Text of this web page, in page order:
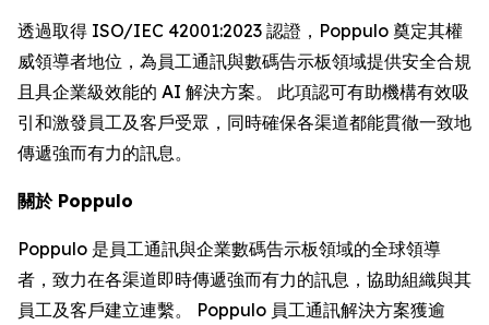
透過取得 ISO/IEC 42001:2023 認證，Poppulo 奠定其權
威領導者地位，為員工通訊與數碼告示板領域提供安全合規
且具企業級效能的 AI 解決方案。 此項認可有助機構有效吸
引和激發員工及客戶受眾，同時確保各渠道都能貫徹一致地
傳遞強而有力的訊息。
關於 Poppulo
Poppulo 是員工通訊與企業數碼告示板領域的全球領導
者，致力在各渠道即時傳遞強而有力的訊息，協助組織與其
員工及客戶建立連繫。 Poppulo 員工通訊解決方案獲逾